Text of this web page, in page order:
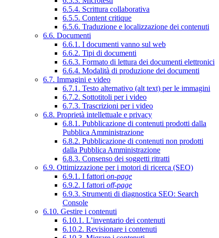
6.5.4. Scrittura collaborativa
6.5.5. Content critique
6.5.6. Traduzione e localizzazione dei contenuti
6.6. Documenti
6.6.1. I documenti vanno sul web
6.6.2. Tipi di documenti
6.6.3. Formato di lettura dei documenti elettronici
6.6.4. Modalità di produzione dei documenti
6.7. Immagini e video
6.7.1. Testo alternativo (alt text) per le immagini
6.7.2. Sottotitoli per i video
6.7.3. Trascrizioni per i video
6.8. Proprietà intellettuale e privacy
6.8.1. Pubblicazione di contenuti prodotti dalla
Pubblica Amministrazione
6.8.2. Pubblicazione di contenuti non prodotti
dalla Pubblica Amministrazione
6.8.3. Consenso dei soggetti ritratti
6.9. Ottimizzazione per i motori di ricerca (SEO)
6.9.1. I fattori on-page
6.9.2. I fattori off-page
6.9.3. Strumenti di diagnostica SEO: Search
Console
6.10. Gestire i contenuti
6.10.1. L’inventario dei contenuti
6.10.2. Revisionare i contenuti